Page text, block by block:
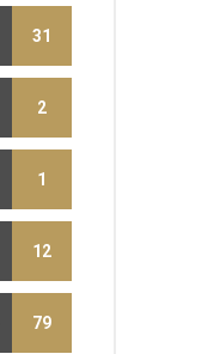
31
2
1
12
79